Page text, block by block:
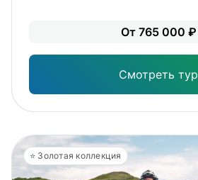
От 765 000 ₽
Смотреть тур
⭐️ Золотая коллекция